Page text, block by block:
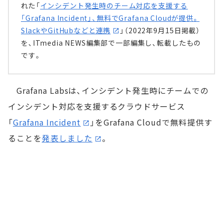
れた「インシデント発生時のチーム対応を支援する
「Grafana Incident」、無料でGrafana Cloudが提供。
SlackやGitHubなどと連携
」（2022年9月15日掲載）
を、ITmedia NEWS編集部で一部編集し、転載したもの
です。
Grafana Labsは、インシデント発生時にチームでの
インシデント対応を支援するクラウドサービス
「Grafana Incident
」をGrafana Cloudで無料提供す
ることを発表しました 。